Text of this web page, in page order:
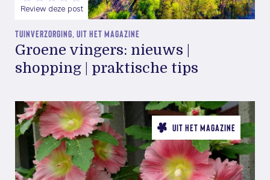
Review deze post
TUINVERZORGING, UIT HET MAGAZINE
Groene vingers: nieuws |
shopping | praktische tips
UIT HET MAGAZINE